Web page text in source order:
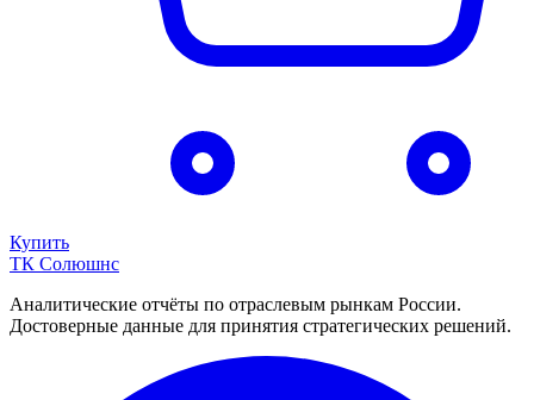
Купить
ТК Солюшнс
Аналитические отчёты по отраслевым рынкам России.
Достоверные данные для принятия стратегических решений.